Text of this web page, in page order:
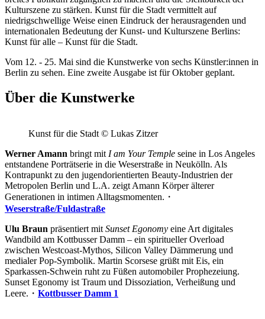
Kulturszene zu stärken. Kunst für die Stadt vermittelt auf
niedrigschwellige Weise einen Eindruck der herausragenden und
internationalen Bedeutung der Kunst- und Kulturszene Berlins:
Kunst für alle – Kunst für die Stadt.
Vom 12. - 25. Mai sind die Kunstwerke von sechs Künstler:innen in
Berlin zu sehen. Eine zweite Ausgabe ist für Oktober geplant.
Über die Kunstwerke
Kunst für die Stadt © Lukas Zitzer
Werner Amann bringt mit I am Your Temple seine in Los Angeles
entstandene Porträtserie in die Weserstraße in Neukölln. Als
Kontrapunkt zu den jugendorientierten Beauty-Industrien der
Metropolen Berlin und L.A. zeigt Amann Körper älterer
Generationen in intimen Alltagsmomenten.・
Weserstraße/Fuldastraße
Ulu Braun präsentiert mit Sunset Egonomy eine Art digitales
Wandbild am Kottbusser Damm – ein spiritueller Overload
zwischen Westcoast-Mythos, Silicon Valley Dämmerung und
medialer Pop-Symbolik. Martin Scorsese grüßt mit Eis, ein
Sparkassen-Schwein ruht zu Füßen automobiler Prophezeiung.
Sunset Egonomy ist Traum und Dissoziation, Verheißung und
Leere.・ Kottbusser Damm 1